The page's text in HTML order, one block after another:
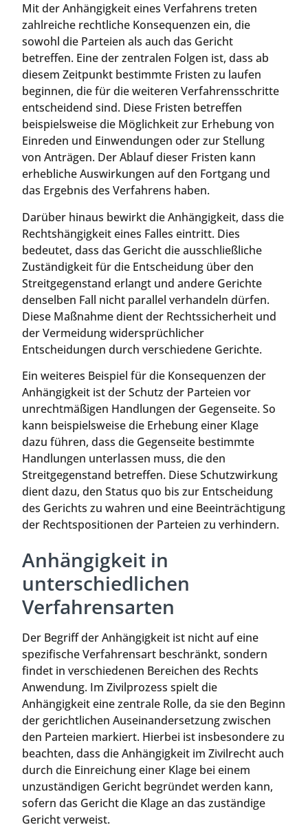
Mit der Anhängigkeit eines Verfahrens treten
zahlreiche rechtliche Konsequenzen ein, die
sowohl die Parteien als auch das Gericht
betreffen. Eine der zentralen Folgen ist, dass ab
diesem Zeitpunkt bestimmte Fristen zu laufen
beginnen, die für die weiteren Verfahrensschritte
entscheidend sind. Diese Fristen betreffen
beispielsweise die Möglichkeit zur Erhebung von
Einreden und Einwendungen oder zur Stellung
von Anträgen. Der Ablauf dieser Fristen kann
erhebliche Auswirkungen auf den Fortgang und
das Ergebnis des Verfahrens haben.
Darüber hinaus bewirkt die Anhängigkeit, dass die
Rechtshängigkeit eines Falles eintritt. Dies
bedeutet, dass das Gericht die ausschließliche
Zuständigkeit für die Entscheidung über den
Streitgegenstand erlangt und andere Gerichte
denselben Fall nicht parallel verhandeln dürfen.
Diese Maßnahme dient der Rechtssicherheit und
der Vermeidung widersprüchlicher
Entscheidungen durch verschiedene Gerichte.
Ein weiteres Beispiel für die Konsequenzen der
Anhängigkeit ist der Schutz der Parteien vor
unrechtmäßigen Handlungen der Gegenseite. So
kann beispielsweise die Erhebung einer Klage
dazu führen, dass die Gegenseite bestimmte
Handlungen unterlassen muss, die den
Streitgegenstand betreffen. Diese Schutzwirkung
dient dazu, den Status quo bis zur Entscheidung
des Gerichts zu wahren und eine Beeinträchtigung
der Rechtspositionen der Parteien zu verhindern.
Anhängigkeit in
unterschiedlichen
Verfahrensarten
Der Begriff der Anhängigkeit ist nicht auf eine
spezifische Verfahrensart beschränkt, sondern
findet in verschiedenen Bereichen des Rechts
Anwendung. Im Zivilprozess spielt die
Anhängigkeit eine zentrale Rolle, da sie den Beginn
der gerichtlichen Auseinandersetzung zwischen
den Parteien markiert. Hierbei ist insbesondere zu
beachten, dass die Anhängigkeit im Zivilrecht auch
durch die Einreichung einer Klage bei einem
unzuständigen Gericht begründet werden kann,
sofern das Gericht die Klage an das zuständige
Gericht verweist.